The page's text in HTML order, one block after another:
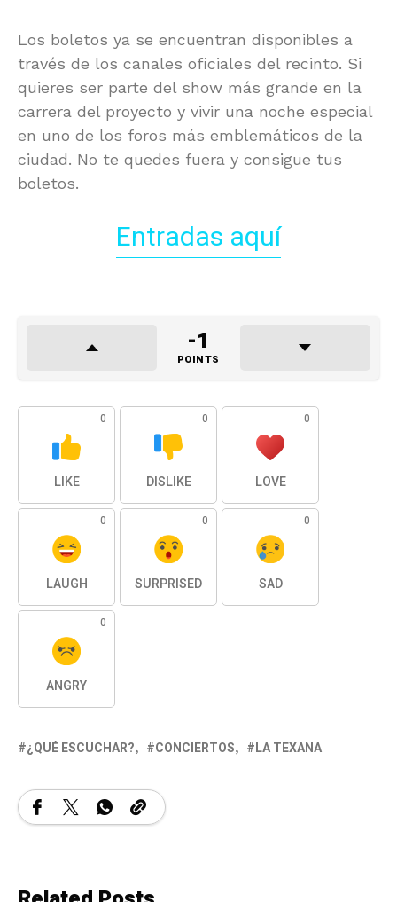
Los boletos ya se encuentran disponibles a
través de los canales oficiales del recinto. Si
quieres ser parte del show más grande en la
carrera del proyecto y vivir una noche especial
en uno de los foros más emblemáticos de la
ciudad. No te quedes fuera y consigue tus
boletos.
Entradas aquí
-1
POINTS
0
LIKE
0
DISLIKE
0
LOVE
0
LAUGH
0
SURPRISED
0
SAD
0
ANGRY
¿QUÉ ESCUCHAR? CONCIERTOS LA TEXANA